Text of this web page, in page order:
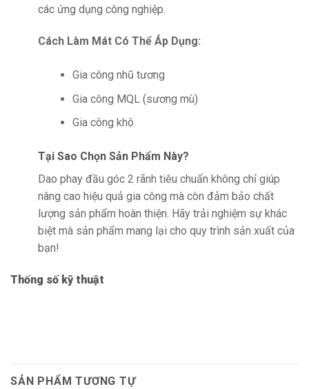
các ứng dụng công nghiệp.
Cách Làm Mát Có Thể Áp Dụng:
Gia công nhũ tương
Gia công MQL (sương mù)
Gia công khô
Tại Sao Chọn Sản Phẩm Này?
Dao phay đầu góc 2 rãnh tiêu chuẩn không chỉ giúp
nâng cao hiệu quả gia công mà còn đảm bảo chất
lượng sản phẩm hoàn thiện. Hãy trải nghiệm sự khác
biệt mà sản phẩm mang lại cho quy trình sản xuất của
bạn!
Thống số kỹ thuật
SẢN PHẨM TƯƠNG TỰ